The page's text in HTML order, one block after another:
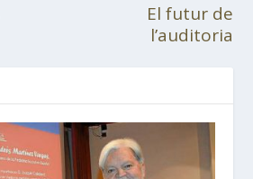
El futur de
l’auditoria